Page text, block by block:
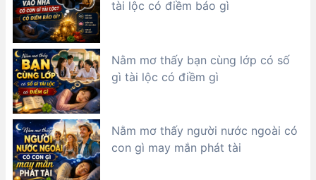
tài lộc có điềm báo gì
Nằm mơ thấy bạn cùng lớp có số
gì tài lộc có điềm gì
Nằm mơ thấy người nước ngoài có
con gì may mắn phát tài